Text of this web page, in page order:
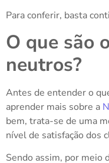
Para conferir, basta
O que são
neutros?
Antes de entender o
aprender mais sobre a
bem, trata-se de uma
nível de satisfação dos
Sendo assim, por meio